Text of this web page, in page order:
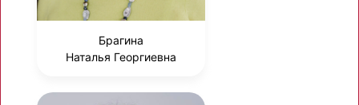
Брагина
Наталья Георгиевна